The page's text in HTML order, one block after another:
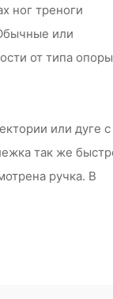
ног треноги
или
от типа опоры
или дуге с
так же
ручка. В